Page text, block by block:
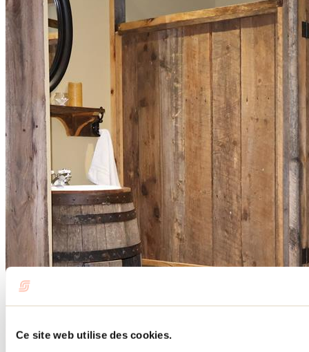
Ce site web utilise des cookies.